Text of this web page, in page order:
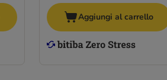
Aggiungi al carrello